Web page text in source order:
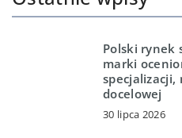
Polski rynek
marki
specjalizacji,
docelowej
30 lipca 2026